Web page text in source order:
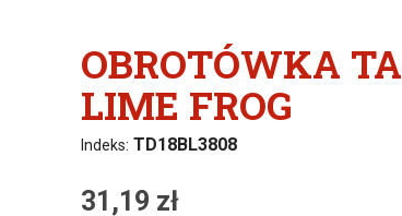
OBROTÓWKA
LIME FROG
Indeks: TD18BL3808
31,19 zł